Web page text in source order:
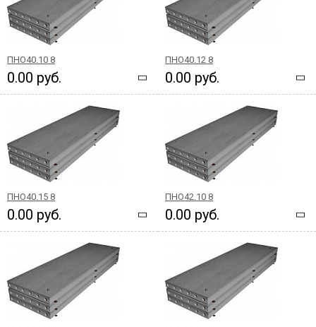
ПНО40.10 8
0.00 руб.
ПНО40.12 8
0.00 руб.
ПНО40.15 8
0.00 руб.
ПНО42.10 8
0.00 руб.